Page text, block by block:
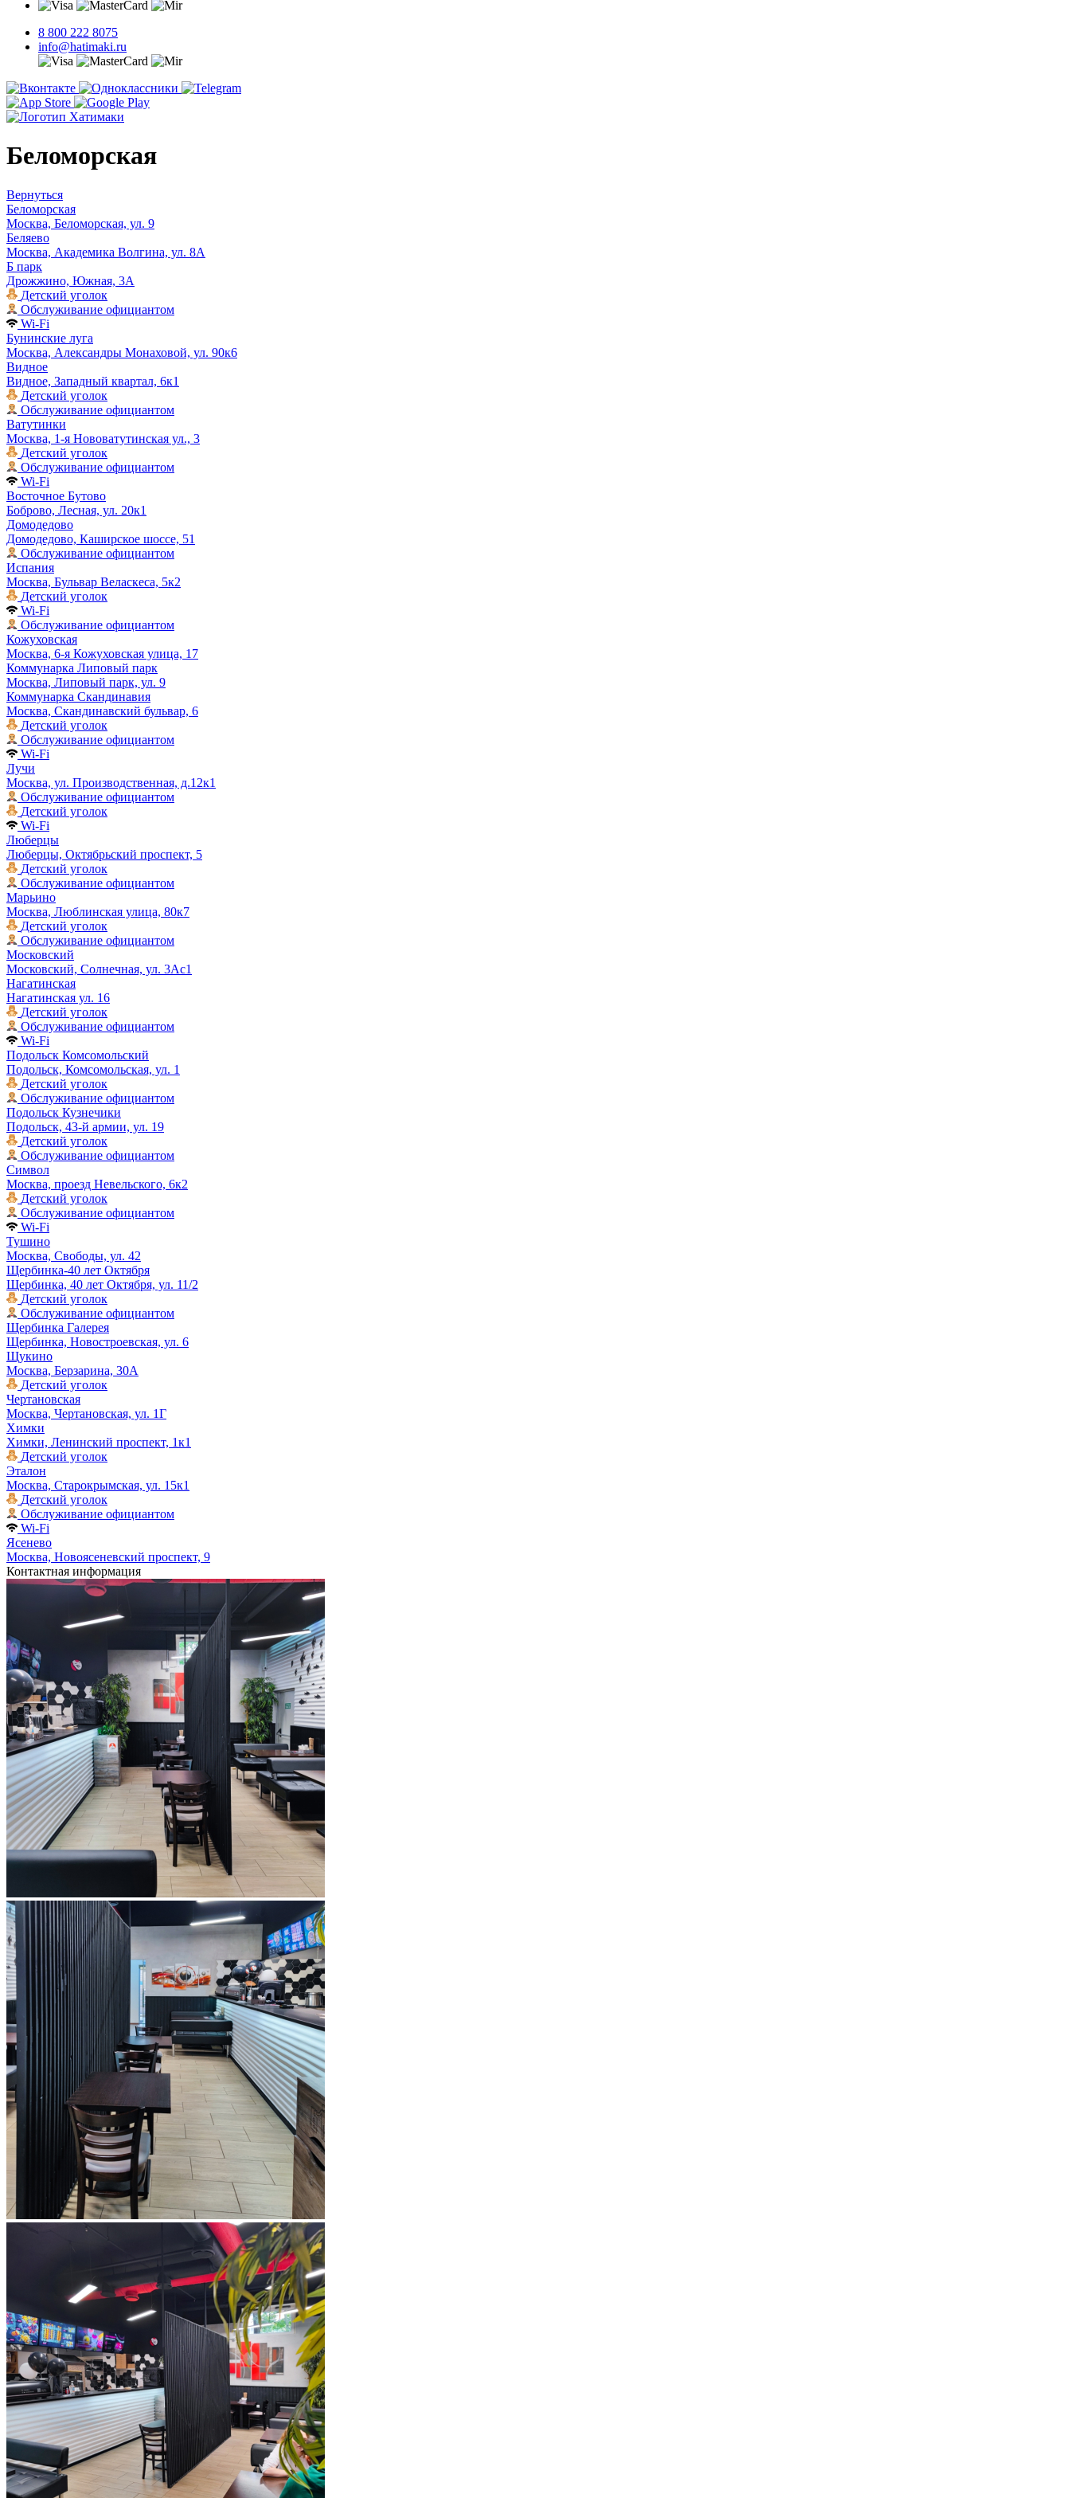
8 800 222 8075
info@hatimaki.ru
Беломорская
Вернуться
Беломорская
Москва, Беломорская, ул. 9
Беляево
Москва, Академика Волгина, ул. 8А
Б парк
Дрожжино, Южная, 3А
Детский уголок
Обслуживание официантом
Wi-Fi
Бунинские луга
Москва, Александры Монаховой, ул. 90к6
Видное
Видное, Западный квартал, 6к1
Детский уголок
Обслуживание официантом
Ватутинки
Москва, 1-я Нововатутинская ул., 3
Детский уголок
Обслуживание официантом
Wi-Fi
Восточное Бутово
Боброво, Лесная, ул. 20к1
Домодедово
Домодедово, Каширское шоссе, 51
Обслуживание официантом
Испания
Москва, Бульвар Веласкеса, 5к2
Детский уголок
Wi-Fi
Обслуживание официантом
Кожуховская
Москва, 6-я Кожуховская улица, 17
Коммунарка Липовый парк
Москва, Липовый парк, ул. 9
Коммунарка Скандинавия
Москва, Скандинавский бульвар, 6
Детский уголок
Обслуживание официантом
Wi-Fi
Лучи
Москва, ул. Производственная, д.12к1
Обслуживание официантом
Детский уголок
Wi-Fi
Люберцы
Люберцы, Октябрьский проспект, 5
Детский уголок
Обслуживание официантом
Марьино
Москва, Люблинская улица, 80к7
Детский уголок
Обслуживание официантом
Московский
Московский, Солнечная, ул. 3Ас1
Нагатинская
Нагатинская ул. 16
Детский уголок
Обслуживание официантом
Wi-Fi
Подольск Комсомольский
Подольск, Комсомольская, ул. 1
Детский уголок
Обслуживание официантом
Подольск Кузнечики
Подольск, 43-й армии, ул. 19
Детский уголок
Обслуживание официантом
Символ
Москва, проезд Невельского, 6к2
Детский уголок
Обслуживание официантом
Wi-Fi
Тушино
Москва, Свободы, ул. 42
Щербинка-40 лет Октября
Щербинка, 40 лет Октября, ул. 11/2
Детский уголок
Обслуживание официантом
Щербинка Галерея
Щербинка, Новостроевская, ул. 6
Щукино
Москва, Берзарина, 30А
Детский уголок
Чертановская
Москва, Чертановская, ул. 1Г
Химки
Химки, Ленинский проспект, 1к1
Детский уголок
Эталон
Москва, Старокрымская, ул. 15к1
Детский уголок
Обслуживание официантом
Wi-Fi
Ясенево
Москва, Новоясеневский проспект, 9
Контактная информация